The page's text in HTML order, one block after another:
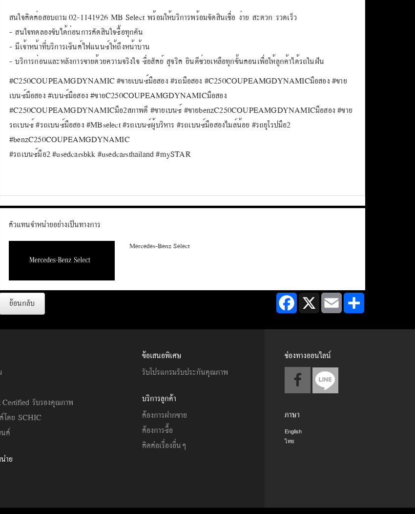
สนใจติดต่อสอบถาม 02-1141926 MB Select พร้อมให้บริการพร้อมจัดสินเชื่อ ง่าย สะดวก รวดเร็ว
- สนใจทดลองขับได้ก่อนการตัดสินใจซื้อทุกคัน
- มีเจ้าหน้าที่บริการเซ็นต์ไฟแนนซ์ให้ถึงหน้าบ้าน
- บริการก่อนและหลังการขายด้วยความจริงใจ ซื่อสัตย์ สุจริต ยินดีช่วยเหลือทุกขั้นตอนเพื่อให้ลูกค้าได้รถในฝัน
#C250COUPEAMGDYNAMIC #ขายเบนซ์มือสอง #รถมือสอง #C250COUPEAMGDYNAMICมือสอง #ขาย
เบนซ์มือสอง #เบนซ์มือสอง #ขายC250COUPEAMGDYNAMICมือสอง
#C250COUPEAMGDYNAMICมือ2สภาพดี #ขายเบนซ์ #ขายbenzC250COUPEAMGDYNAMICมือสอง #ขาย
รถเบนซ์ #รถเบนซ์มือสอง #MBselect #รถเบนซ์ผู้บริหาร #รถเบนซ์มือสองไมล์น้อย #รถยุโรปมือ2
#benzC250COUPEAMGDYNAMIC
#รถเบนซ์มือ2 #usedcarsbkk #usedcarsthailand #mySTAR
ตัวแทนจำหน่ายอย่างเป็นทางการ
Mercedes-Benz Select
ย้อนกลับ Facebook X Email
Certified รับรองคุณภาพ
โดย SCHIC
ต์
าย
ข้อเสนอพิเศษ
รับโปรแกรมรับประกันคุณภาพ
บริการลูกค้า
ต้องการฝากขาย
ต้องการซื้อ
ติดต่อเรื่องอื่นๆ
ช่องทางออนไลน์
ภาษา
English
ไทย